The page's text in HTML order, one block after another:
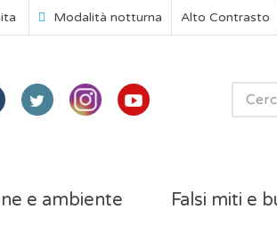
Modalità notturna Alto Contrasto
e ambiente Falsi miti e